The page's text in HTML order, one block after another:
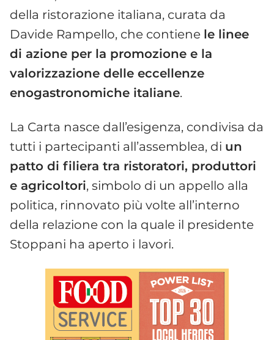
della ristorazione italiana, curata da
Davide Rampello, che contiene le linee
di azione per la promozione e la
valorizzazione delle eccellenze
enogastronomiche italiane.
La Carta nasce dall’esigenza, condivisa da
tutti i partecipanti all’assemblea, di un
patto di filiera tra ristoratori, produttori
e agricoltori, simbolo di un appello alla
politica, rinnovato più volte all’interno
della relazione con la quale il presidente
Stoppani ha aperto i lavori.